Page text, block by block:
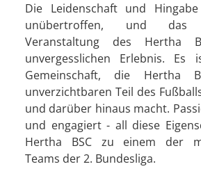
Die Leidenschaft und
unübertroffen, und
Veranstaltung des Hertha
unvergesslichen Erlebnis. Es
Gemeinschaft, die Hertha
unverzichtbaren Teil des
und darüber hinaus macht.
und engagiert - all diese
Hertha BSC zu einem der
Teams der 2. Bundesliga.